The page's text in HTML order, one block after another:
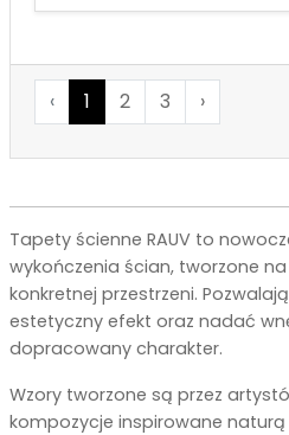
‹ 1 2 3 ›
Tapety ścienne RAUV to
wykończenia ścian, tworzone
konkretnej przestrzeni.
estetyczny efekt oraz nadać
dopracowany charakter.
Wzory tworzone są przez
kompozycje inspirowane